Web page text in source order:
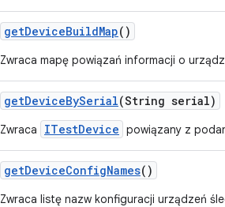
getDeviceBuildMap()
Zwraca mapę powiązań informacji o
getDeviceBySerial(String serial)
Zwraca ITestDevice powiązany z
getDeviceConfigNames()
Zwraca listę nazw konfiguracji urządzeń